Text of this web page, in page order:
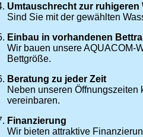
Umtauschrecht zur ruhigeren
Sind Sie mit der gewählten
Einbau in vorhandenen
Wir bauen unsere AQUACOM-
Bettgröße.
Beratung zu jeder Zeit
Neben unseren
vereinbaren.
Finanzierung
Wir bieten attraktive